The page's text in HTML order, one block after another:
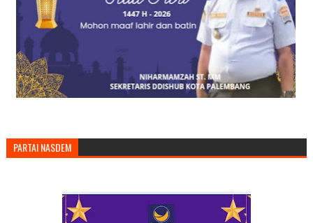
PARTAI NASDEM